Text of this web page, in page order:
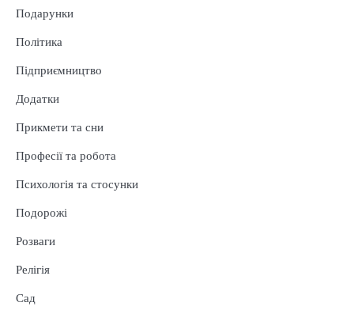
Подарунки
Політика
Підприємництво
Додатки
Прикмети та сни
Професії та робота
Психологія та стосунки
Подорожі
Розваги
Релігія
Сад